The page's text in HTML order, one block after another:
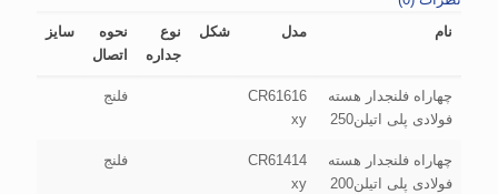
نام
مدل شکل
نوع
جداره
نحوه
اتصال
سایز
چهاراه فلنجدار هسته
فولادی پلی اتیلن250
CR61616
xy
فلنج
چهاراه فلنجدار هسته
فولادی پلی اتیلن200
CR61414
xy
فلنج